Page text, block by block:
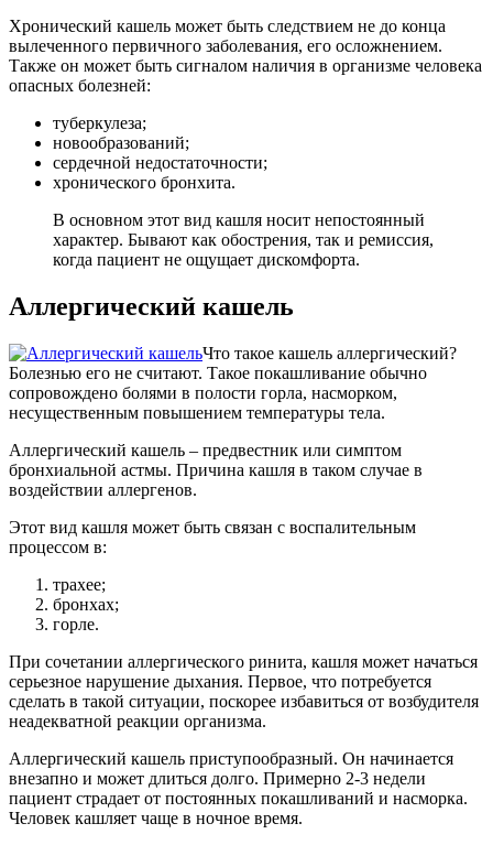
Хронический кашель может быть следствием не до конца
вылеченного первичного заболевания, его осложнением.
Также он может быть сигналом наличия в организме человека
опасных болезней:
туберкулеза;
новообразований;
сердечной недостаточности;
хронического бронхита.
В основном этот вид кашля носит непостоянный
характер. Бывают как обострения, так и ремиссия,
когда пациент не ощущает дискомфорта.
Аллергический кашель
Что такое кашель аллергический?
Болезнью его не считают. Такое покашливание обычно
сопровождено болями в полости горла, насморком,
несущественным повышением температуры тела.
Аллергический кашель – предвестник или симптом
бронхиальной астмы. Причина кашля в таком случае в
воздействии аллергенов.
Этот вид кашля может быть связан с воспалительным
процессом в:
трахее;
бронхах;
горле.
При сочетании аллергического ринита, кашля может начаться
серьезное нарушение дыхания. Первое, что потребуется
сделать в такой ситуации, поскорее избавиться от возбудителя
неадекватной реакции организма.
Аллергический кашель приступообразный. Он начинается
внезапно и может длиться долго. Примерно 2-3 недели
пациент страдает от постоянных покашливаний и насморка.
Человек кашляет чаще в ночное время.